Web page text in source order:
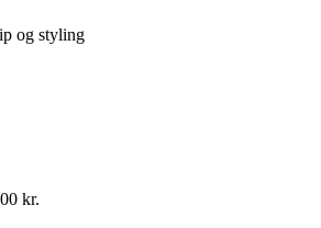
og styling
kr.